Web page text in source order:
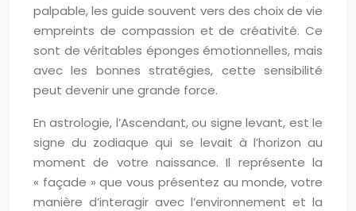
palpable, les guide souvent vers des choix de vie
empreints de compassion et de créativité. Ce
sont de véritables éponges émotionnelles, mais
avec les bonnes stratégies, cette sensibilité
peut devenir une grande force.
En astrologie, l’Ascendant, ou signe levant, est le
signe du zodiaque qui se levait à l’horizon au
moment de votre naissance. Il représente la
« façade » que vous présentez au monde, votre
manière d’interagir avec l’environnement et la